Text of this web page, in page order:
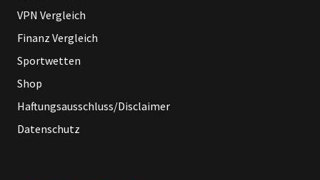
VPN Vergleich
Finanz Vergleich
Sportwetten
Shop
Haftungsausschluss/Disclaimer
Datenschutz